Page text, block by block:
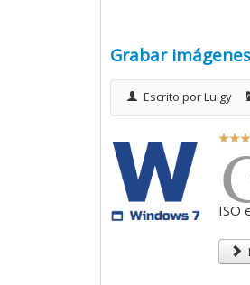
5
Grabar
Escrito porLuigy
a
o
ISO